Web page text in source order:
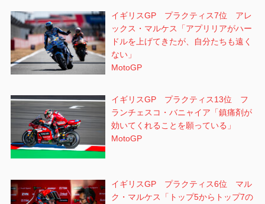
イギリスGP プラクティス7位 アレ
ックス・マルケス「アプリリアがハー
ドルを上げてきたが、自分たちも遠く
ない」
MotoGP
イギリスGP プラクティス13位 フ
ランチェスコ・バニャイア「鎮痛剤が
効いてくれることを願っている」
MotoGP
イギリスGP プラクティス6位 マル
ク・マルケス「トップ5からトップ7の